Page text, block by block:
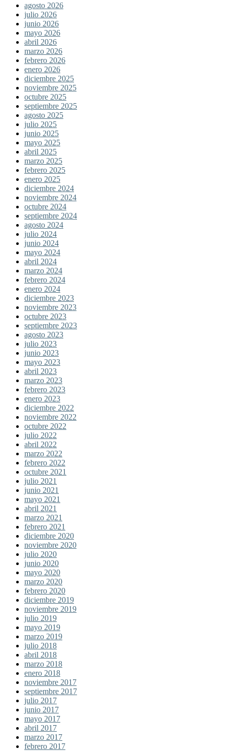
agosto 2026
julio 2026
junio 2026
mayo 2026
abril 2026
marzo 2026
febrero 2026
enero 2026
diciembre 2025
noviembre 2025
octubre 2025
septiembre 2025
agosto 2025
julio 2025
junio 2025
mayo 2025
abril 2025
marzo 2025
febrero 2025
enero 2025
diciembre 2024
noviembre 2024
octubre 2024
septiembre 2024
agosto 2024
julio 2024
junio 2024
mayo 2024
abril 2024
marzo 2024
febrero 2024
enero 2024
diciembre 2023
noviembre 2023
octubre 2023
septiembre 2023
agosto 2023
julio 2023
junio 2023
mayo 2023
abril 2023
marzo 2023
febrero 2023
enero 2023
diciembre 2022
noviembre 2022
octubre 2022
julio 2022
abril 2022
marzo 2022
febrero 2022
octubre 2021
julio 2021
junio 2021
mayo 2021
abril 2021
marzo 2021
febrero 2021
diciembre 2020
noviembre 2020
julio 2020
junio 2020
mayo 2020
marzo 2020
febrero 2020
diciembre 2019
noviembre 2019
julio 2019
mayo 2019
marzo 2019
julio 2018
abril 2018
marzo 2018
enero 2018
noviembre 2017
septiembre 2017
julio 2017
junio 2017
mayo 2017
abril 2017
marzo 2017
febrero 2017